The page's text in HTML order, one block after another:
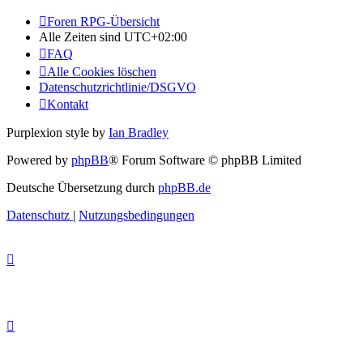
Foren RPG-Übersicht
Alle Zeiten sind UTC+02:00
FAQ
Alle Cookies löschen
Datenschutzrichtlinie/DSGVO
Kontakt
Purplexion style by Ian Bradley
Powered by phpBB® Forum Software © phpBB Limited
Deutsche Übersetzung durch phpBB.de
Datenschutz | Nutzungsbedingungen